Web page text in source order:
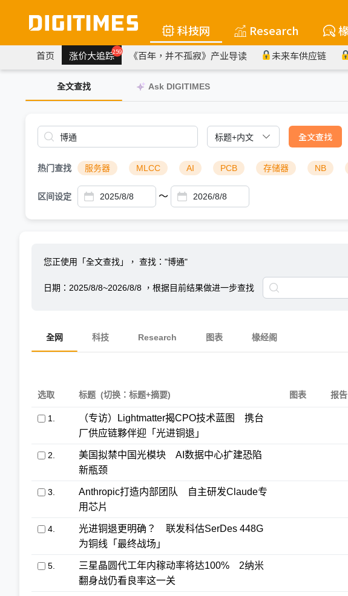
科技网 Research
首页 涨价大追踪259 《百年，并不孤寂》产业导读 未来车供应链
全文查找 Ask DIGITIMES
全文查找
热门查找 服务器 MLCC AI PCB 存储器 NB
区间设定 ～
您正使用「全文查找」， 查找："博通"
日期： 2025/8/8~2026/8/8 ，根据目前结果做进一步查找
全网 科技 Research 图表 椽经阁
选取 标题 (切换：标题+摘要) 图表 报告
1.
（专访）Lightmatter揭CPO技术蓝图 携台
厂供应链夥伴迎「光进铜退」
2.
美国拟禁中国光模块 AI数据中心扩建恐陷
新瓶颈
3.
Anthropic打造内部团队 自主研发Claude专
用芯片
4.
光进铜退更明确？ 联发科估SerDes 448G
为铜线「最终战场」
5.
三星晶圆代工年内稼动率将达100% 2纳米
翻身战仍看良率这一关